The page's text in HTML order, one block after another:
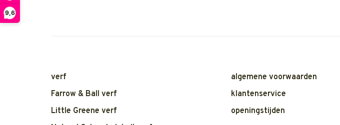
9,6
verf
Farrow & Ball verf
Little Greene verf
algemene voorwaarden
klantenservice
openingstijden